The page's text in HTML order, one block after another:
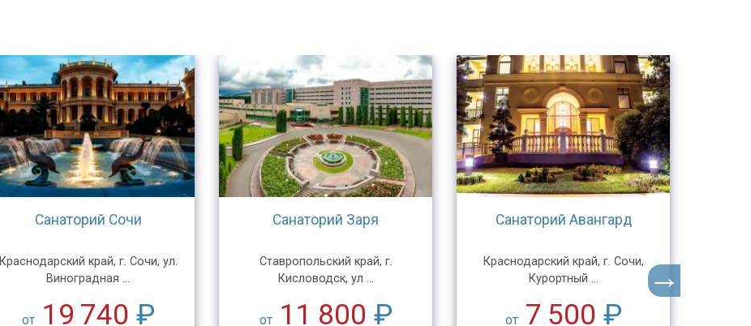
Санаторий Сочи
Краснодарский край, г. Сочи, ул.
Виноградная ...
от 19 740 ₽
Санаторий Заря
Ставропольский край, г.
Кисловодск, ул ...
от 11 800 ₽
Санаторий Авангард
Краснодарский край, г. Сочи,
Курортный ...
от 7 500 ₽